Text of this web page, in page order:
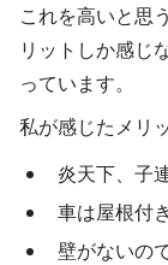
これを高いと思
リットしか感じ
っています。
私が感じたメリ
炎天下、子
車は屋根付
壁がないの